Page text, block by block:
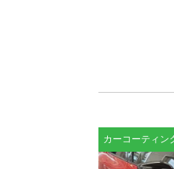
カーコーティン